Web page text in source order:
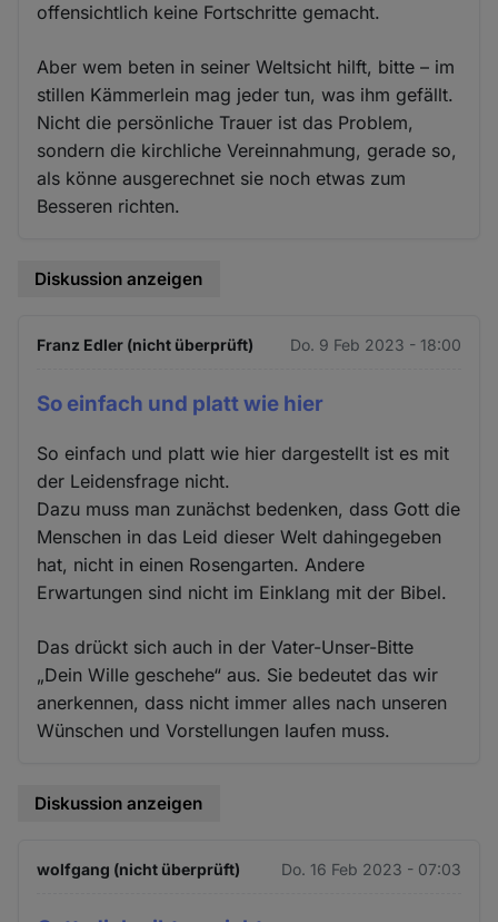
offensichtlich keine Fortschritte gemacht.
Aber wem beten in seiner Weltsicht hilft, bitte – im
stillen Kämmerlein mag jeder tun, was ihm gefällt.
Nicht die persönliche Trauer ist das Problem,
sondern die kirchliche Vereinnahmung, gerade so,
als könne ausgerechnet sie noch etwas zum
Besseren richten.
Diskussion anzeigen
Franz Edler (nicht überprüft) Do. 9 Feb 2023 - 18:00
So einfach und platt wie hier
So einfach und platt wie hier dargestellt ist es mit
der Leidensfrage nicht.
Dazu muss man zunächst bedenken, dass Gott die
Menschen in das Leid dieser Welt dahingegeben
hat, nicht in einen Rosengarten. Andere
Erwartungen sind nicht im Einklang mit der Bibel.
Das drückt sich auch in der Vater-Unser-Bitte
„Dein Wille geschehe“ aus. Sie bedeutet das wir
anerkennen, dass nicht immer alles nach unseren
Wünschen und Vorstellungen laufen muss.
Diskussion anzeigen
wolfgang (nicht überprüft) Do. 16 Feb 2023 - 07:03